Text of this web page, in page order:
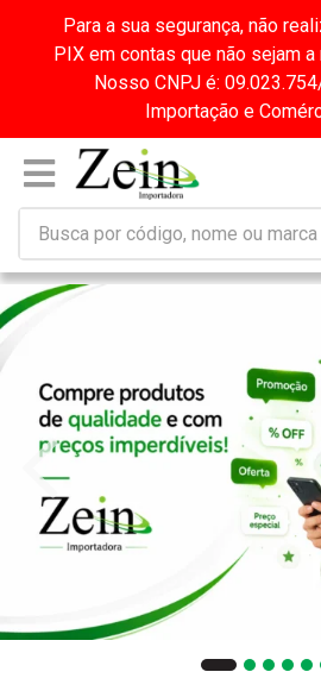
Para a sua segurança, não
PIX em contas que não sejam
Nosso CNPJ é:
Importação e